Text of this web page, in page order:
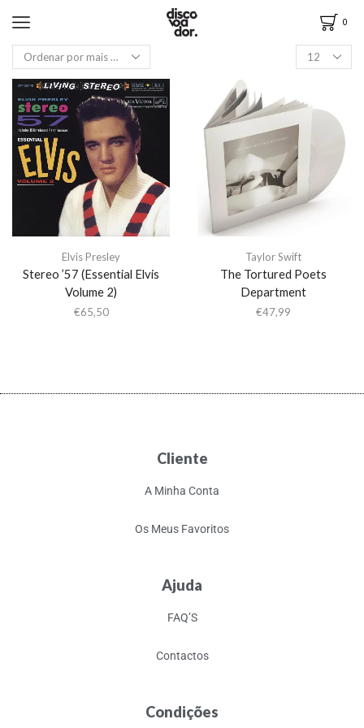
0
Elvis Presley
Stereo ’57 (Essential Elvis
Volume 2)
€65,50
Taylor Swift
The Tortured Poets
Department
€47,99
Cliente
A Minha Conta
Os Meus Favoritos
Ajuda
FAQ’S
Contactos
Condições